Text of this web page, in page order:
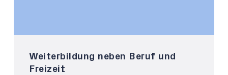
Weiterbildung neben Beruf und
Freizeit